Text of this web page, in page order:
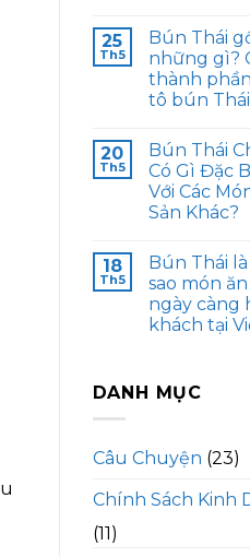
25
Th5
Bún Thái
những gì?
thành
tô bún
20
Th5
Bún Thái
Có Gì Đặc
Với Các
Sản Khác?
18
Th5
Bún Thái
sao món
ngày càng
khách tại
DANH MỤC
Câu Chuyện (23)
Chính Sách Kinh
(11)